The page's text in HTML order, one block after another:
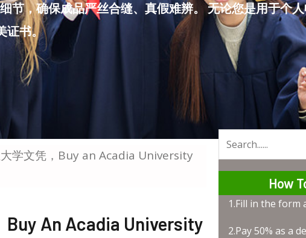
节，确保成品严丝合缝、真假难辨。 无论您是用于个
证书。
学文凭，Buy an Acadia University
An Acadia University
How
1.Fill in the form
2.Pay 50% as a